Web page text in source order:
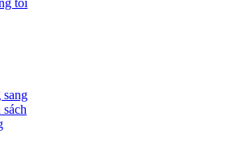
sang